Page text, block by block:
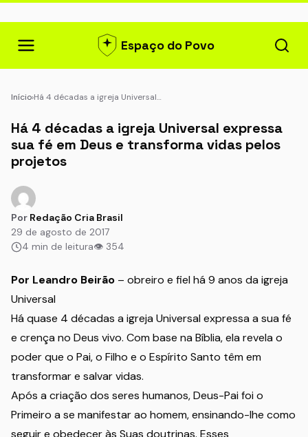
Espaço do Povo
Início›Há 4 décadas a igreja Universal…
Há 4 décadas a igreja Universal expressa
sua fé em Deus e transforma vidas pelos
projetos
Por Redação Cria Brasil
29 de agosto de 2017
4 min de leitura👁 354
Por Leandro Beirão – obreiro e fiel há 9 anos da igreja
Universal
Há quase 4 décadas a igreja Universal expressa a sua fé
e crença no Deus vivo. Com base na Bíblia, ela revela o
poder que o Pai, o Filho e o Espírito Santo têm em
transformar e salvar vidas.
Após a criação dos seres humanos, Deus-Pai foi o
Primeiro a se manifestar ao homem, ensinando-lhe como
seguir e obedecer às Suas doutrinas. Esses